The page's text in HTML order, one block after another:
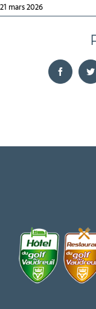
21 mars 2026
Facebook